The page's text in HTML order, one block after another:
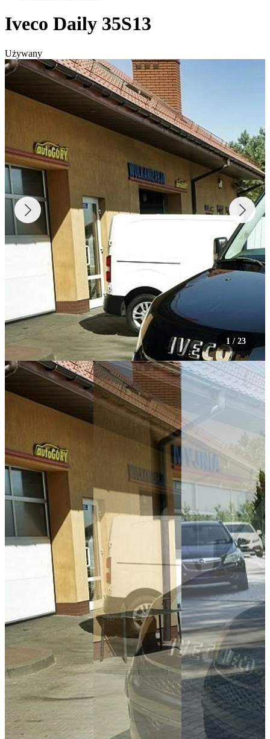
Iveco Daily 35S13
Używany
1 / 23